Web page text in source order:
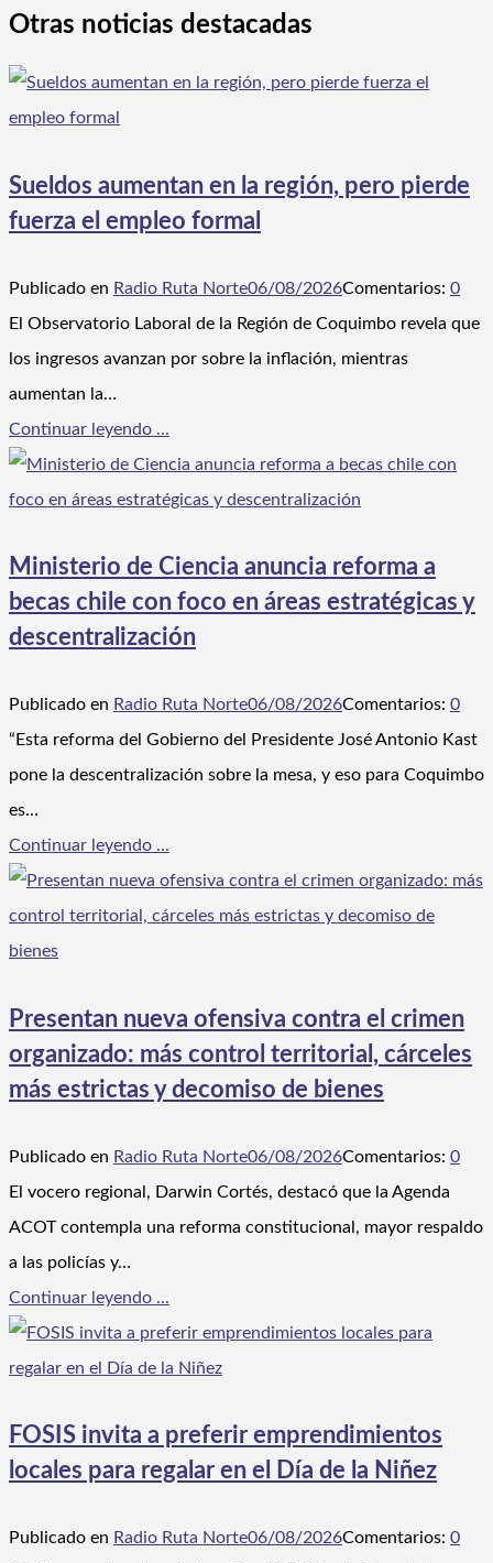
Otras noticias destacadas
Sueldos aumentan en la región, pero pierde
fuerza el empleo formal
Publicado en Radio Ruta Norte06/08/2026Comentarios: 0
El Observatorio Laboral de la Región de Coquimbo revela que
los ingresos avanzan por sobre la inflación, mientras
aumentan la…
Continuar leyendo ...
Ministerio de Ciencia anuncia reforma a
becas chile con foco en áreas estratégicas y
descentralización
Publicado en Radio Ruta Norte06/08/2026Comentarios: 0
“Esta reforma del Gobierno del Presidente José Antonio Kast
pone la descentralización sobre la mesa, y eso para Coquimbo
es…
Continuar leyendo ...
Presentan nueva ofensiva contra el crimen
organizado: más control territorial, cárceles
más estrictas y decomiso de bienes
Publicado en Radio Ruta Norte06/08/2026Comentarios: 0
El vocero regional, Darwin Cortés, destacó que la Agenda
ACOT contempla una reforma constitucional, mayor respaldo
a las policías y…
Continuar leyendo ...
FOSIS invita a preferir emprendimientos
locales para regalar en el Día de la Niñez
Publicado en Radio Ruta Norte06/08/2026Comentarios: 0